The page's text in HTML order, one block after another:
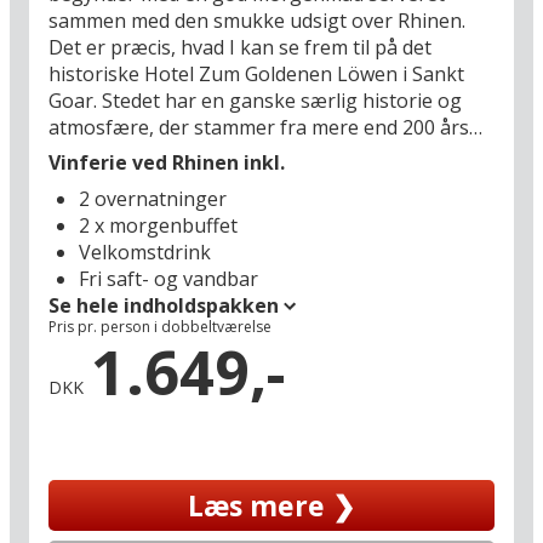
gode rødvin. På disse kanter er Hildegard af
Bingen desuden et stort navn, og I kan besøge
hendes kloster, hvor 60 benediktinernonner
stadig lever efter hendes fremsynede visioner
fra middelalderen, mens de lever af vindyrkning,
likørfremstilling og bogbinderi (2,4 km).
sammen med den smukke udsigt over Rhinen.
Det er præcis, hvad I kan se frem til på det
historiske Hotel Zum Goldenen Löwen i Sankt
Goar. Stedet har en ganske særlig historie og
atmosfære, der stammer fra mere end 200 års
hoteldrift, og det har givet hotellet anerkendelse
Rhindalens idylliske, UNESCO-listede
flodlandskab, omgivet af vinterrasser, der
indimellem styrter stejlt ned mod floden, venter
en oplevelse, der har alle grundelementerne i en
ægte Rhinferie: Den traditionsrige beværtning,
vinsmagningen og bådturen.
Her kan I bruge tiden på at udforske
udflugter til Rhindalens mange borge og
middelalderbyer – enten i bil med frihed til at
stoppe hvor I vil eller på en fredelig flodtur med
Vinferie ved Rhinen inkl.
2 overnatninger
2 x morgenbuffet
Velkomstdrink
Fri saft- og vandbar
Se hele indholdspakken
Pris pr. person i dobbeltværelse
DKK 1.649,-
Læs mere ❯